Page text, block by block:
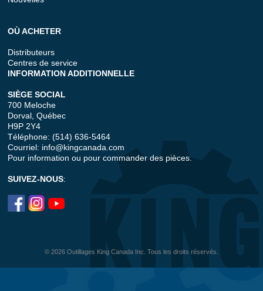
OÙ ACHETER
Distributeurs
Centres de service
INFORMATION ADDITIONNELLE
SIÈGE SOCIAL
700 Meloche
Dorval, Québec
H9P 2Y4
Téléphone: (514) 636-5464
Courriel: info@kingcanada.com
Pour information ou pour commander des pièces.
SUIVEZ-NOUS:
© 2026 Outillages King Canada Inc. Tous les droits réservés.